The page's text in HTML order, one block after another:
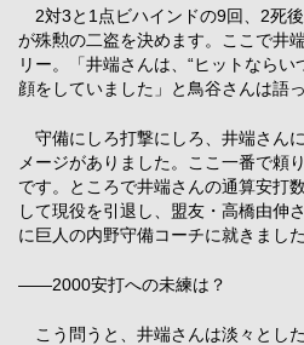
2対3と1点ビハインドの9回、2死
が殊勲の二盗を決めます。ここで井
リー。「井端さんは、“ヒットなら
顔をしていました」と鳥谷さんは語
守備にしろ打撃にしろ、井端さん
メージがありました。ここ一番で頼
です。ところで井端さんの通算安打
して現役を引退し、盟友・高橋由伸
に巨人の内野守備コーチに就きました
――2000安打への未練は？
こう問うと、井端さんは淡々とし